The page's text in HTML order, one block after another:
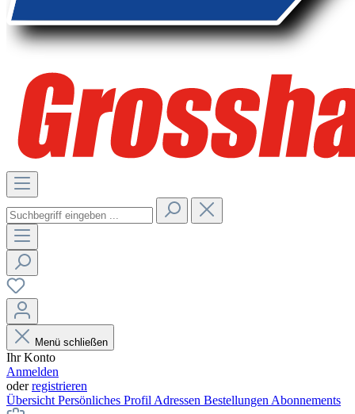
Menü schließen
Ihr Konto
Anmelden
oderregistrieren
Übersicht Persönliches Profil Adressen Bestellungen Abonnements